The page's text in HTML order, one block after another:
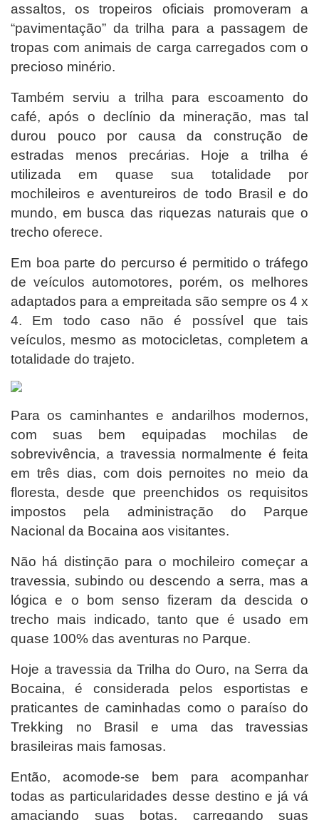
assaltos, os tropeiros oficiais promoveram a
“pavimentação” da trilha para a passagem de
tropas com animais de carga carregados com o
precioso minério.
Também serviu a trilha para escoamento do
café, após o declínio da mineração, mas tal
durou pouco por causa da construção de
estradas menos precárias. Hoje a trilha é
utilizada em quase sua totalidade por
mochileiros e aventureiros de todo Brasil e do
mundo, em busca das riquezas naturais que o
trecho oferece.
Em boa parte do percurso é permitido o tráfego
de veículos automotores, porém, os melhores
adaptados para a empreitada são sempre os 4 x
4. Em todo caso não é possível que tais
veículos, mesmo as motocicletas, completem a
totalidade do trajeto.
Para os caminhantes e andarilhos modernos,
com suas bem equipadas mochilas de
sobrevivência, a travessia normalmente é feita
em três dias, com dois pernoites no meio da
floresta, desde que preenchidos os requisitos
impostos pela administração do Parque
Nacional da Bocaina aos visitantes.
Não há distinção para o mochileiro começar a
travessia, subindo ou descendo a serra, mas a
lógica e o bom senso fizeram da descida o
trecho mais indicado, tanto que é usado em
quase 100% das aventuras no Parque.
Hoje a travessia da Trilha do Ouro, na Serra da
Bocaina, é considerada pelos esportistas e
praticantes de caminhadas como o paraíso do
Trekking no Brasil e uma das travessias
brasileiras mais famosas.
Então, acomode-se bem para acompanhar
todas as particularidades desse destino e já vá
amaciando suas botas, carregando suas